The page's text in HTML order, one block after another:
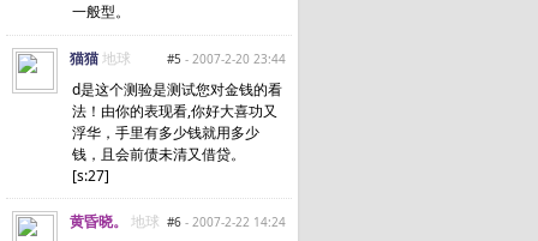
一般型。
#5 - 2007-2-20 23:44
猫猫地球
d是这个测验是测试您对金钱的看
法！由你的表现看,你好大喜功又
浮华，手里有多少钱就用多少
钱，且会前债未清又借贷。
[s:27]
#6 - 2007-2-22 14:24
黄昏晓。 地球